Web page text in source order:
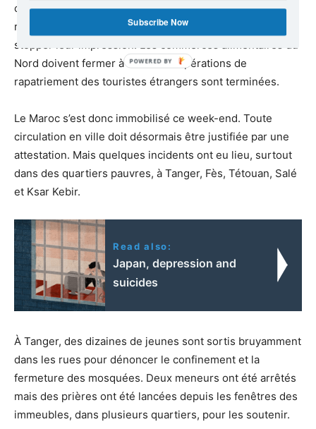
circulation des tramways à Rabat et Casablanca est
réduite. Le gouvernement a appelé les journaux à
stopper leur impression. Les commerces alimentaires du
Nord doivent fermer à 18h et les opérations de
rapatriement des touristes étrangers sont terminées.
Le Maroc s’est donc immobilisé ce week-end. Toute
circulation en ville doit désormais être justifiée par une
attestation. Mais quelques incidents ont eu lieu, surtout
dans des quartiers pauvres, à Tanger, Fès, Tétouan, Salé
et Ksar Kebir.
Read also:
Japan, depression and
suicides
À Tanger, des dizaines de jeunes sont sortis bruyamment
dans les rues pour dénoncer le confinement et la
fermeture des mosquées. Deux meneurs ont été arrêtés
mais des prières ont été lancées depuis les fenêtres des
immeubles, dans plusieurs quartiers, pour les soutenir.
Subscribe Now